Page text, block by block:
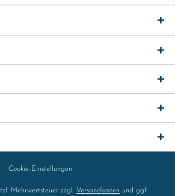
Cookie-Einstellungen
Mehrwertsteuer zzgl. Versandkosten und ggf.